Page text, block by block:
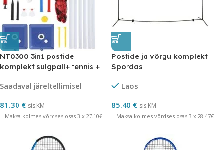
NT0300 3in1 postide
komplekt sulgpall+ tennis +
Saadaval järeltellimisel
81.30 € sis.KM
Maksa kolmes võrdses osas 3 x 27.10€
Postide ja võrgu komplekt
Spordas
Laos
85.40 € sis.KM
Maksa kolmes võrdses osas 3 x 28.47€